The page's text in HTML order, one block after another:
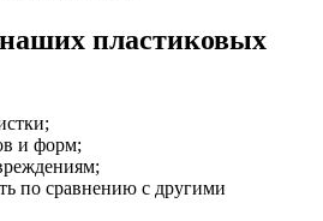
пластиковых
и форм;
по сравнению с другими